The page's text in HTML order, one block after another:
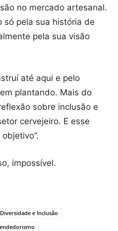
no mercado artesanal.
só pela sua história de
pela sua visão
até aqui e pelo
plantando. Mais do
sobre inclusão e
cervejeiro. E esse
impossível.
Diversidade e Inclusão